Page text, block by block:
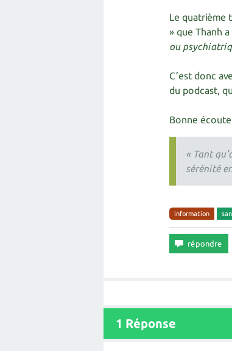
Le quatrième
» que Thanh
ou
C’est donc
du podcast,
Bonne
« Tant
sérénité
information
1 Réponse